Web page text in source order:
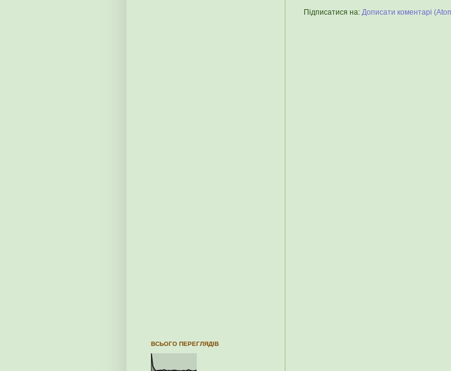
Підписатися на: Дописати коментарі
ВСЬОГО ПЕРЕГЛЯДІВ